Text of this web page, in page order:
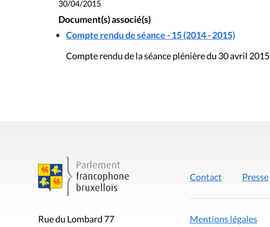
30/04/2015
Document(s) associé(s)
Compte rendu de séance - 15 (2014 - 2015)
Compte rendu de la séance plénière du 30 avril 2015
Rue du Lombard 77
Contact Presse
Mentions légales